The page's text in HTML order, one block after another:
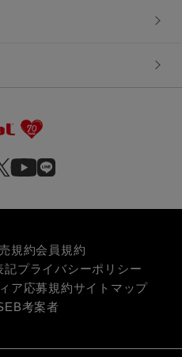
規約会員規約
記プライバシーポリシー
ア応募規約サイトマップ
考案者